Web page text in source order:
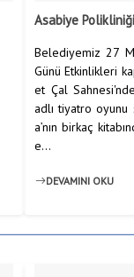
Asabiye Polikliniği
Belediyemiz 27
Günü Etkinlikleri
et Çal
adlı tiyatro oyunu
a’nın birkaç
e...
DEVAMINI OKU